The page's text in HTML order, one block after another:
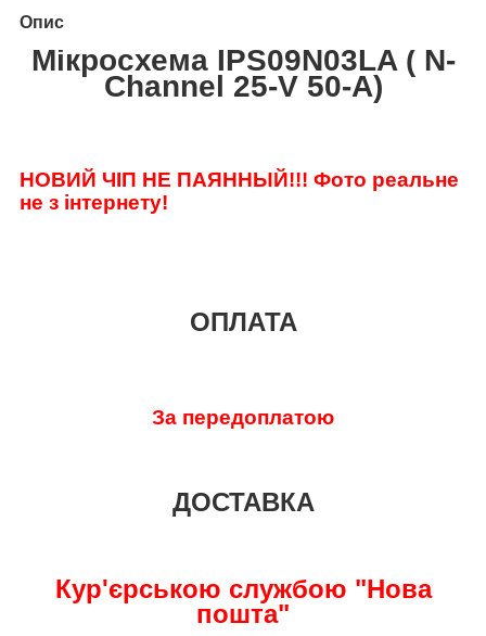
Опис
Мікросхема IPS09N03LA ( N-
Channel 25-V 50-A)
НОВИЙ ЧІП НЕ ПАЯННЫЙ!!! Фото реальне
не з інтернету!
ОПЛАТА
За передоплатою
ДОСТАВКА
Кур'єрською службою "Нова
пошта"